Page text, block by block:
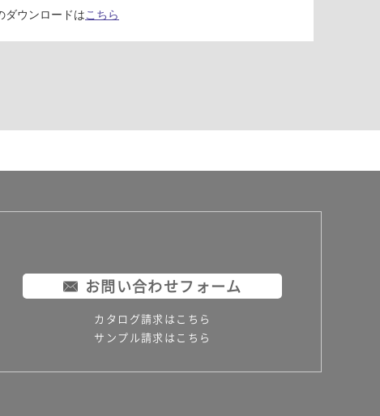
ダウンロードはこちら
お問い合わせフォーム
カタログ請求はこちら
サンプル請求はこちら